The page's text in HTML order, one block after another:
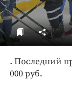
. Последний
000 руб.